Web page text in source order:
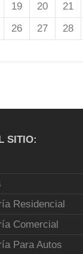
19 20 21
26 27 28
SITIO:
Residencial
Comercial
Para Autos